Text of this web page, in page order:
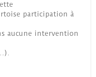
participation à
aucune intervention